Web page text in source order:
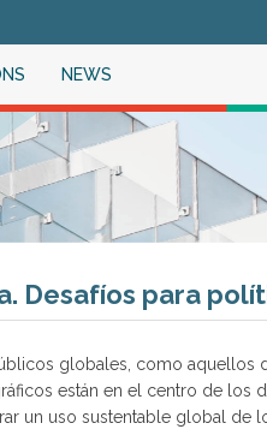
NEWS
Desafíos para
globales, como aquellos
están en el centro de los
un uso sustentable global de